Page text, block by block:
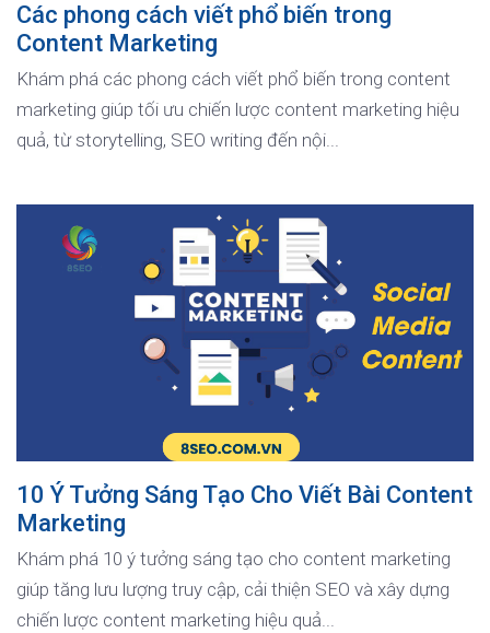
Các phong cách viết phổ biến trong
Content Marketing
Khám phá các phong cách viết phổ biến trong content
marketing giúp tối ưu chiến lược content marketing hiệu
quả, từ storytelling, SEO writing đến nội...
10 Ý Tưởng Sáng Tạo Cho Viết Bài Content
Marketing
Khám phá 10 ý tưởng sáng tạo cho content marketing
giúp tăng lưu lượng truy cập, cải thiện SEO và xây dựng
chiến lược content marketing hiệu quả...